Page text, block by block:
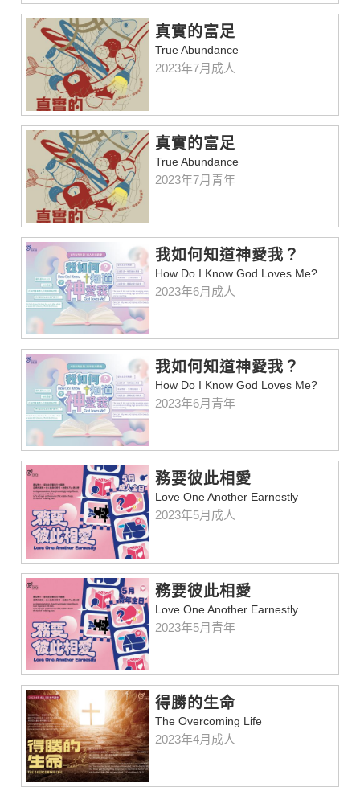
真實的富足
True Abundance
2023年7月成人
真實的富足
True Abundance
2023年7月青年
我如何知道神愛我？
How Do I Know God Loves Me?
2023年6月成人
我如何知道神愛我？
How Do I Know God Loves Me?
2023年6月青年
務要彼此相愛
Love One Another Earnestly
2023年5月成人
務要彼此相愛
Love One Another Earnestly
2023年5月青年
得勝的生命
The Overcoming Life
2023年4月成人